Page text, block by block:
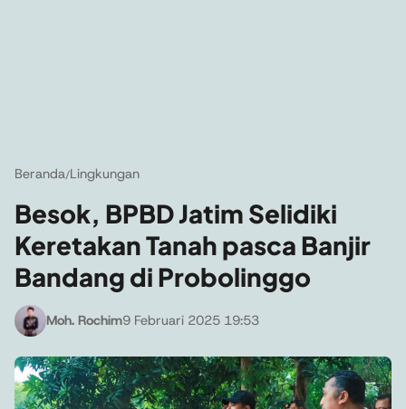
Beranda/Lingkungan
Besok, BPBD Jatim Selidiki
Keretakan Tanah pasca Banjir
Bandang di Probolinggo
Moh. Rochim9 Februari 2025 19:53